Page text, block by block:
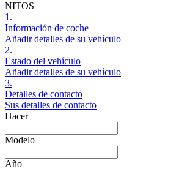
NITOS
1.
Información de coche
Añadir detalles de su vehículo
2.
Estado del vehículo
Añadir detalles de su vehículo
3.
Detalles de contacto
Sus detalles de contacto
Hacer
Modelo
Año